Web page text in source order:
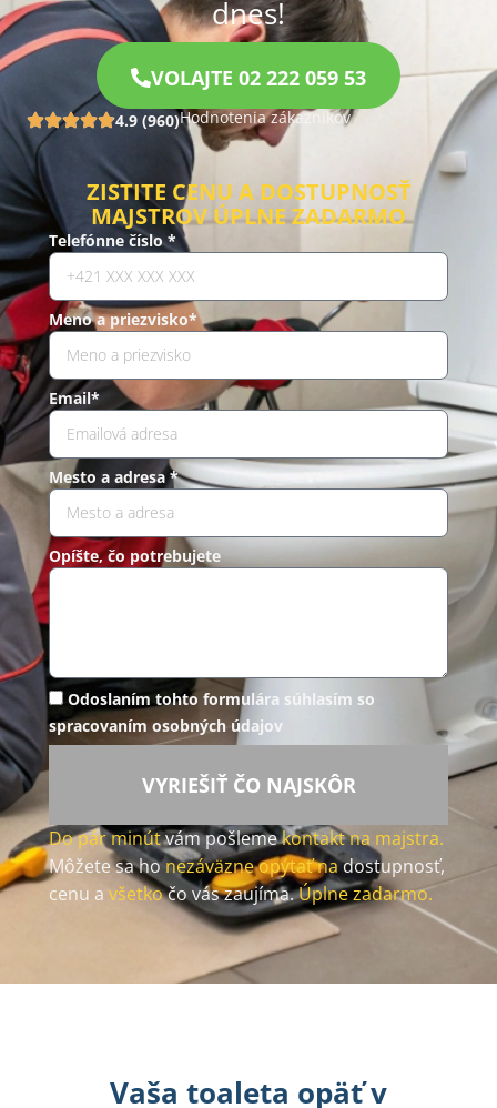
dnes!
VOLAJTE 02 222 059 53
4.9 (960)Hodnotenia zákazníkov
ZISTITE CENU A DOSTUPNOSŤ
MAJSTROV ÚPLNE ZADARMO
Telefónne číslo *
Meno a priezvisko*
Email*
Mesto a adresa *
Opíšte, čo potrebujete
Odoslaním tohto formulára súhlasím so
spracovaním osobných údajov
VYRIEŠIŤ ČO NAJSKÔR
Do pár minútvám pošlemekontakt na majstra.
Môžete sa honezáväzne opýtať nadostupnosť,
cenu a všetkočo vás zaujíma.Úplne zadarmo.
Vaša toaleta opäť v